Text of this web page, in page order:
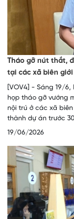
Tháo gỡ nút thắt,
tại các xã biên giới
[VOV4] - Sáng 19/
họp tháo gỡ vướng
nội trú ở các xã
thành dự án trước
19/06/2026